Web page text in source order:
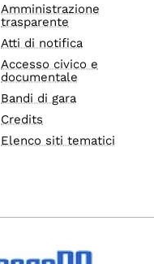
Amministrazione
trasparente
Atti di notifica
Accesso civico e
documentale
Bandi di gara
Credits
Elenco siti tematici